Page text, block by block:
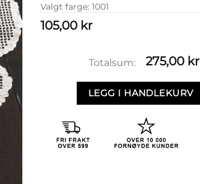
Valgt farge: 1001
105,00 kr
Totalsum: 275,00 kr
LEGG I HANDLEKURV